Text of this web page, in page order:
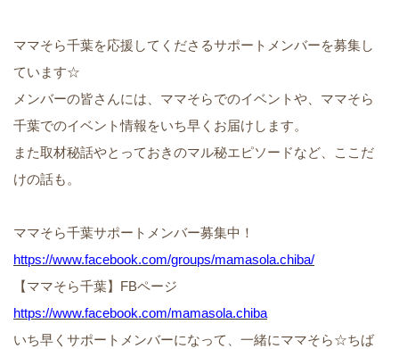
ママそら千葉を応援してくださるサポートメンバーを募集し
ています☆
メンバーの皆さんには、ママそらでのイベントや、ママそら
千葉でのイベント情報をいち早くお届けします。
また取材秘話やとっておきのマル秘エピソードなど、ここだ
けの話も。
ママそら千葉サポートメンバー募集中！
https://www.facebook.com/groups/mamasola.chiba/
【ママそら千葉】FBページ
https://www.facebook.com/mamasola.chiba
いち早くサポートメンバーになって、一緒にママそら☆ちば